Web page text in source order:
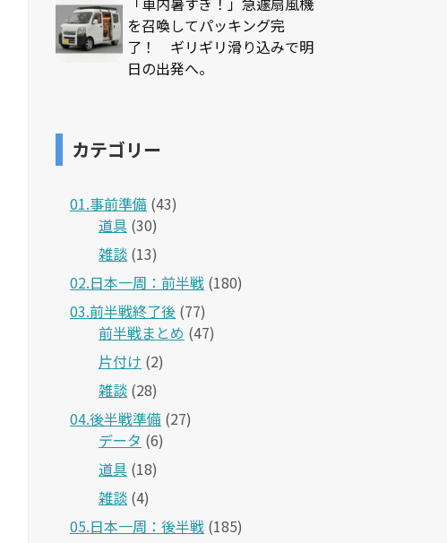
を召喚してパッキング完
了！ ギリギリ滑り込みで明
日の出発へ。
カテゴリー
01.事前準備 (43)
道具 (30)
雑談 (13)
02.日本一周：前半戦 (180)
03.前半戦終了後 (77)
前半戦まとめ (47)
片付け (2)
雑談 (28)
04.後半戦準備 (27)
データ (6)
道具 (18)
雑談 (4)
05.日本一周：後半戦 (185)